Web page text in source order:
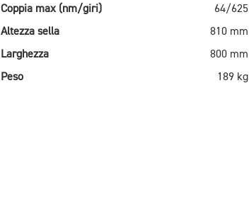
Coppia max (nm/giri)
64/625
Altezza sella
810 mm
Larghezza
800 mm
Peso 189 kg